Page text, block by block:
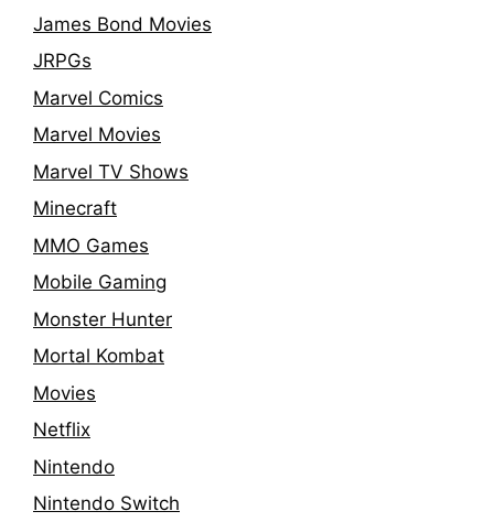
James Bond Movies
JRPGs
Marvel Comics
Marvel Movies
Marvel TV Shows
Minecraft
MMO Games
Mobile Gaming
Monster Hunter
Mortal Kombat
Movies
Netflix
Nintendo
Nintendo Switch